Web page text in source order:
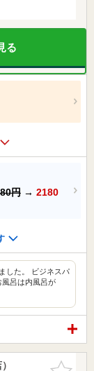
る
円 → 2180
した。 ビジネスパ
風呂は内風呂が
お気に入